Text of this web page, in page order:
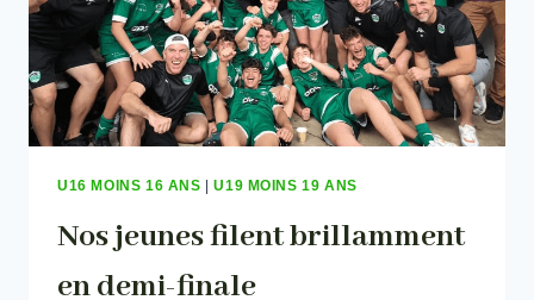
U16 MOINS 16 ANS |U19 MOINS 19 ANS
Nos jeunes filent brillamment
en demi-finale